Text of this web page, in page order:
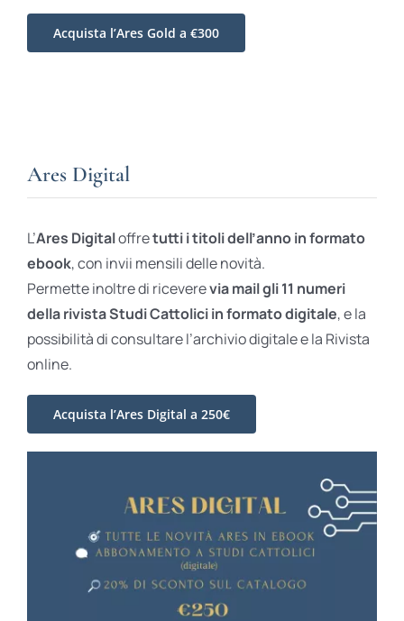
Acquista l’Ares Gold a €300
Ares Digital
L’Ares Digitaloffretutti i titoli dell’anno in formato
ebook, con invii mensili delle novità.
Permette inoltre di riceverevia mail gli 11 numeri
della rivista Studi Cattolici in formato digitale, e la
possibilità di consultare l’archivio digitale e la Rivista
online.
Acquista l’Ares Digital a 250€